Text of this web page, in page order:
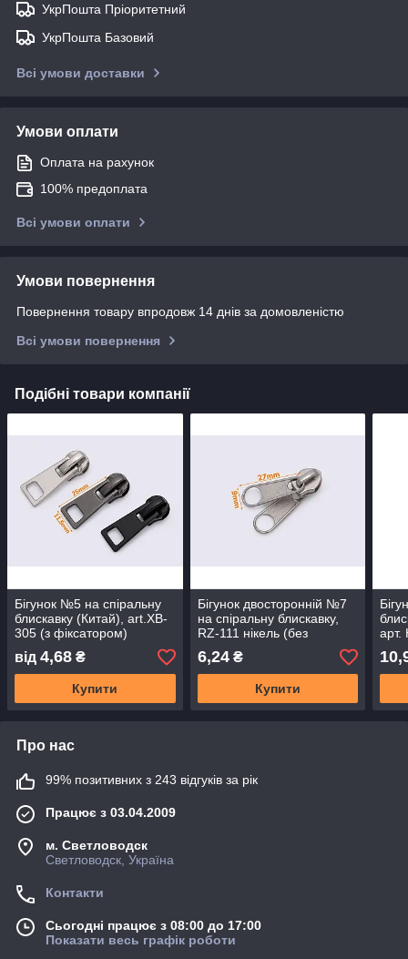
УкрПошта Пріоритетний
УкрПошта Базовий
Всі умови доставки
Умови оплати
Оплата на рахунок
100% предоплата
Всі умови оплати
Умови повернення
Повернення товару впродовж 14 днів за домовленістю
Всі умови повернення
Подібні товари компанії
Бігунок №5 на спіральну
блискавку (Китай), art.XB-
305 (з фіксатором)
від 4,68 ₴
Купити
Бігунок двосторонній №7
на спіральну блискавку,
RZ-111 нікель (без
фіксатора)
6,24₴
Купити
арт.
Про нас
99% позитивних з 243 відгуків за рік
Працює з 03.04.2009
м. Светловодск
Светловодск, Україна
Контакти
Сьогодні працює з 08:00 до 17:00
Показати весь графік роботи